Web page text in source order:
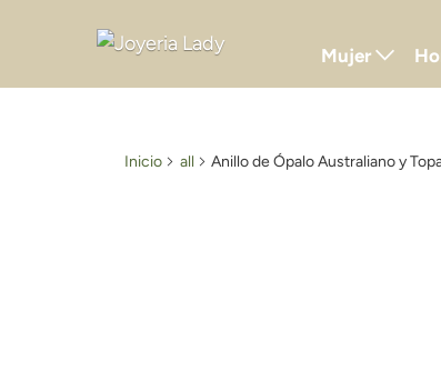
Mujer
Inicio all Anillo de Ópalo Australiano y